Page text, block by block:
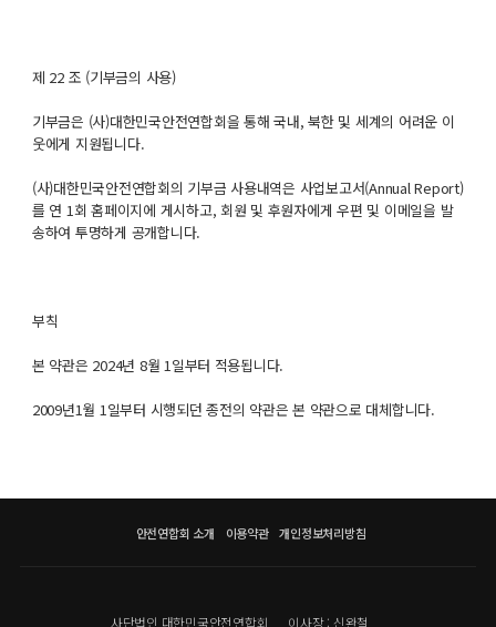
제 22 조 (기부금의 사용)
기부금은 (사)대한민국안전연합회을 통해 국내, 북한 및 세계의 어려운 이
웃에게 지원됩니다.
(사)대한민국안전연합회의 기부금 사용내역은 사업보고서(Annual Report)
를 연 1회 홈페이지에 게시하고, 회원 및 후원자에게 우편 및 이메일을 발
송하여 투명하게 공개합니다.
부칙
본 약관은 2024년 8월 1일부터 적용됩니다.
2009년1월 1일부터 시행되던 종전의 약관은 본 약관으로 대체합니다.
안전연합회 소개 이용약관 개인정보처리방침
사단법인 대한민국안전연합회 이사장 : 신완철